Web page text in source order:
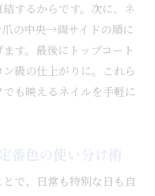
するからです。次に、ネ
の中央→両サイドの順に
す。最後にトップコート
級の仕上がりに。これら
も映えるネイルを手軽に
番色の使い分け術
で、日常も特別な日も自